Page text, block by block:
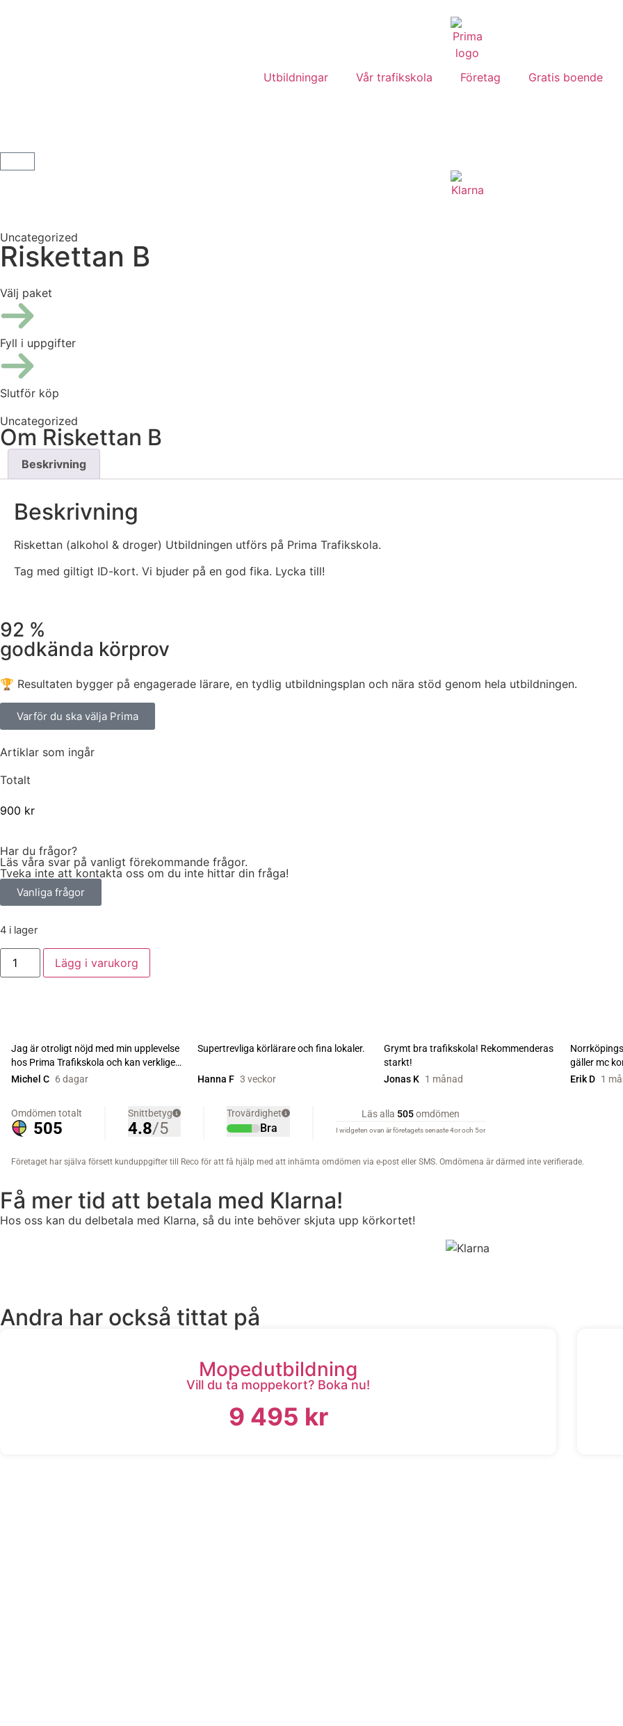
Utbildningar Vår trafikskola Företag Gratis boende
Uncategorized
Riskettan B
Välj paket
Fyll i uppgifter
Slutför köp
Uncategorized
Om Riskettan B
Beskrivning
Beskrivning
Riskettan (alkohol & droger) Utbildningen utförs på Prima Trafikskola.
Tag med giltigt ID-kort. Vi bjuder på en god fika. Lycka till!
92 %
godkända körprov
🏆 Resultaten bygger på engagerade lärare, en tydlig utbildningsplan och nära stöd genom hela utbildningen.
Varför du ska välja Prima
Artiklar som ingår
Totalt
900 kr
Har du frågor?
Läs våra svar på vanligt förekommande frågor.
Tveka inte att kontakta oss om du inte hittar din fråga!
Vanliga frågor
4 i lager
Lägg i varukorg
Få mer tid att betala med Klarna!
Hos oss kan du delbetala med Klarna, så du inte behöver skjuta upp körkortet!
Andra har också tittat på
Mopedutbildning
Vill du ta moppekort? Boka nu!
9 495 kr